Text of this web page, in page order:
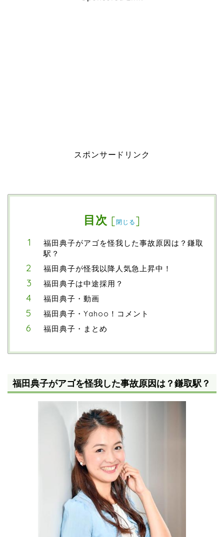
スポンサードリンク
目次 [閉じる ]
福田典子がアゴを怪我した事故原因は？鎌取
駅？
福田典子が怪我以降人気急上昇中！
福田典子は中途採用？
福田典子・動画
福田典子・Yahoo！コメント
福田典子・まとめ
福田典子がアゴを怪我した事故原因は？鎌取駅？